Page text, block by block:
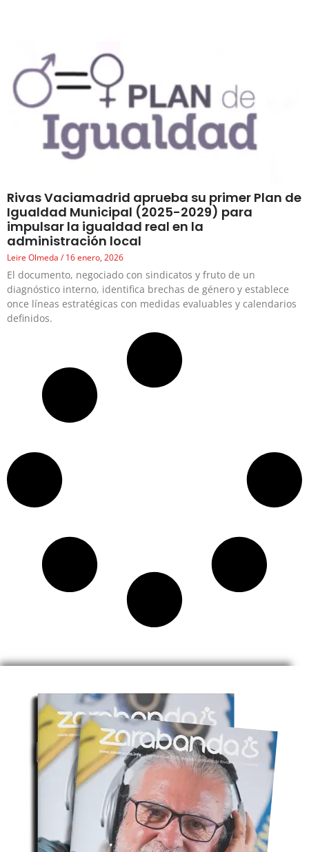
Rivas Vaciamadrid aprueba su primer Plan de
Igualdad Municipal (2025-2029) para
impulsar la igualdad real en la
administración local
Leire Olmeda 16 enero, 2026
El documento, negociado con sindicatos y fruto de un
diagnóstico interno, identifica brechas de género y establece
once líneas estratégicas con medidas evaluables y calendarios
definidos.